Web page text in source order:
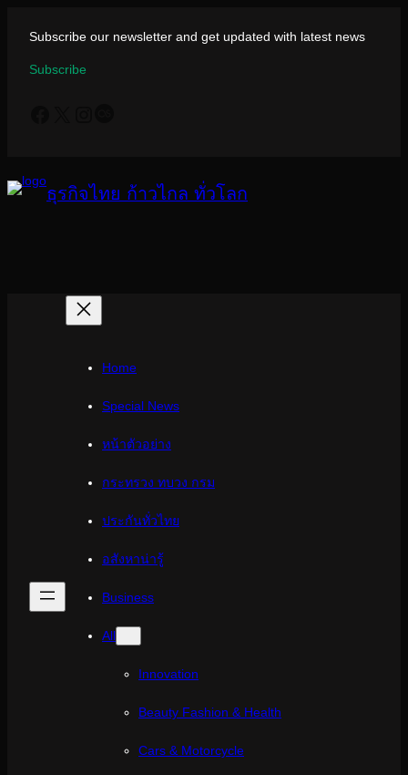
เนื้อหา
Subscribe our newsletter and get updated with latest news
Subscribe
ธุรกิจไทย ก้าวไกล ทั่วโลก
Home
Special News
หน้าตัวอย่าง
กระทรวง ทบวง กรม
ประกันทั่วไทย
อสังหาน่ารู้
Business
All
Innovation
Beauty Fashion & Health
Cars & Motorcycle